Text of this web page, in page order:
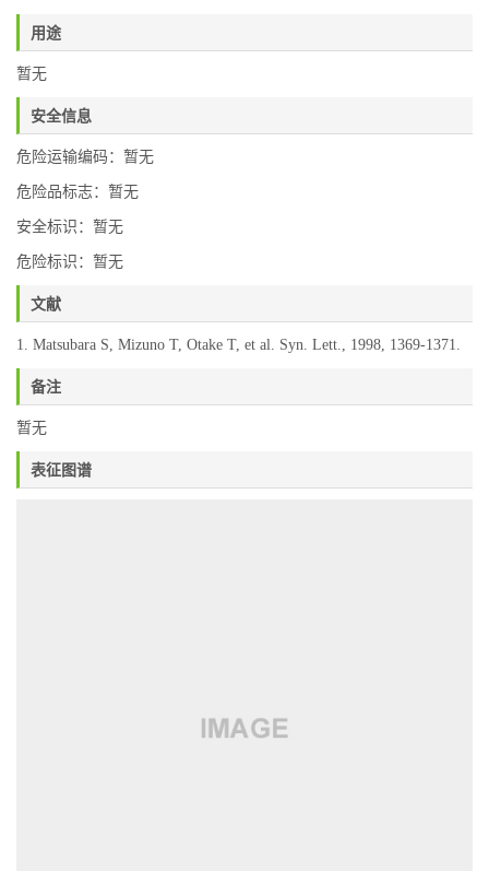
用途
暂无
安全信息
危险运输编码：暂无
危险品标志：暂无
安全标识：暂无
危险标识：暂无
文献
1. Matsubara S, Mizuno T, Otake T, et al. Syn. Lett., 1998, 1369-1371.
备注
暂无
表征图谱